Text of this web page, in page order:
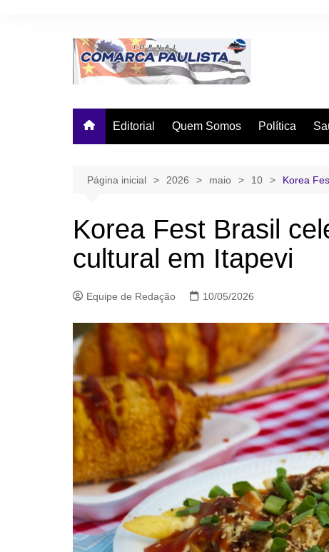
Editorial Quem Somos Política
Página inicial 2026 maio 10 Korea
Korea Fest Brasil
cultural em Itapevi
Equipe de Redação 10/05/2026